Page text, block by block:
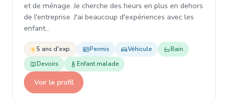
et de ménage. Je cherche des heurs en plus en dehors
de l'entreprise. J'ai beaucoup d'expériences avec les
enfant…
5 ans d'exp. Permis Véhicule
Bain
Devoirs
Enfant malade
Voir le profil